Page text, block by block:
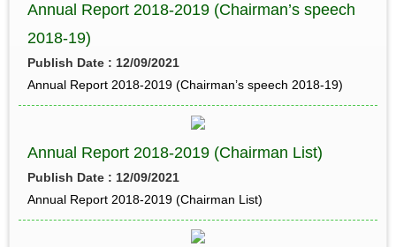
Annual Report 2018-2019 (Chairman’s speech
2018-19)
Publish Date : 12/09/2021
Annual Report 2018-2019 (Chairman’s speech 2018-19)
Annual Report 2018-2019 (Chairman List)
Publish Date : 12/09/2021
Annual Report 2018-2019 (Chairman List)